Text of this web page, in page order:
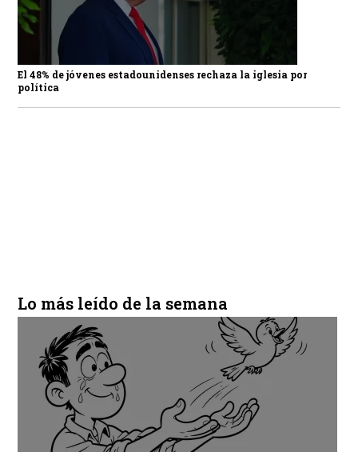
El 48% de jóvenes estadounidenses rechaza la iglesia por
política
Lo más leído de la semana